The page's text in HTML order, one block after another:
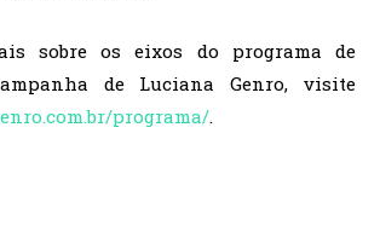
sobre os eixos do programa de
de Luciana Genro, visite
programa/.